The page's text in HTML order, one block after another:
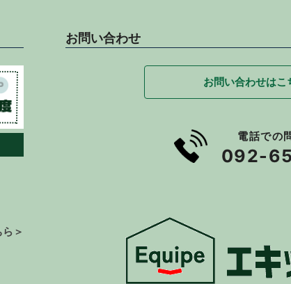
＞
お問い合わせ
お問い合わせはこ
電話での
092-